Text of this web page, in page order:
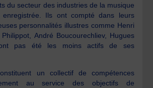
du secteur des industries de la musique
Ils ont compté dans leurs
personnalités illustres comme Henri
André Boucourechliev, Hugues
pas été les moins actifs de ses
un collectif de compétences
au service des objectifs de